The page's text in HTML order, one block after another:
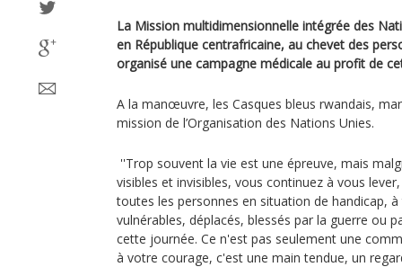
La Mission multidimensionnelle intégrée des
en République centrafricaine, au chevet des
organisé une campagne médicale au profit de
A la manœuvre, les Casques bleus rwandais,
mission de l’Organisation des Nations Unies.
''Trop souvent la vie est une épreuve, mais
visibles et invisibles, vous continuez à vous
toutes les personnes en situation de handicap,
vulnérables, déplacés, blessés par la guerre ou
cette journée. Ce n'est pas seulement une
à votre courage, c'est une main tendue, un